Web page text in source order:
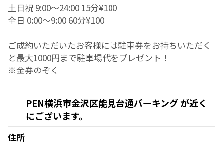
土日祝 9:00～24:00 15分¥100
全日 0:00～9:00 60分¥100
ご成約いただいたお客様には駐車券をお持ちいただく
と最大1000円まで駐車場代をプレゼント！
※金券のぞく
PEN横浜市金沢区能見台通パーキング が近く
にございます。
住所